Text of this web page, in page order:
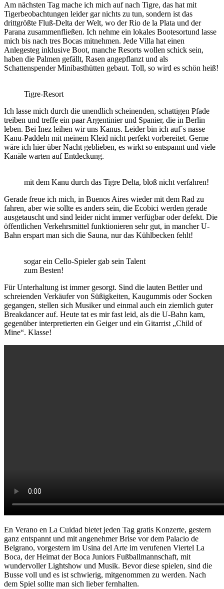
Am nächsten Tag mache ich mich auf nach Tigre, das hat mit
Tigerbeobachtungen leider gar nichts zu tun, sondern ist das
drittgrößte Fluß-Delta der Welt, wo der Rio de la Plata und der
Parana zusammenfließen. Ich nehme ein lokales Bootesortund lasse
mich bis nach tres Bocas mitnehmen. Jede Villa hat einen
Anlegesteg inklusive Boot, manche Resorts wollen schick sein,
haben die Palmen gefällt, Rasen angepflanzt und als
Schattenspender Minibasthütten gebaut. Toll, so wird es schön heiß!
Tigre-Resort
Ich lasse mich durch die unendlich scheinenden, schattigen Pfade
treiben und treffe ein paar Argentinier und Spanier, die in Berlin
leben. Bei Inez leihen wir uns Kanus. Leider bin ich auf´s nasse
Kanu-Paddeln mit meinem Kleid nicht perfekt vorbereitet. Gerne
wäre ich hier über Nacht geblieben, es wirkt so entspannt und viele
Kanäle warten auf Entdeckung.
mit dem Kanu durch das Tigre Delta, bloß nicht verfahren!
Gerade freue ich mich, in Buenos Aires wieder mit dem Rad zu
fahren, aber wie sollte es anders sein, die Ecobici werden gerade
ausgetauscht und sind leider nicht immer verfügbar oder defekt. Die
öffentlichen Verkehrsmittel funktionieren sehr gut, in mancher U-
Bahn erspart man sich die Sauna, nur das Kühlbecken fehlt!
sogar ein Cello-Spieler gab sein Talent
zum Besten!
Für Unterhaltung ist immer gesorgt. Sind die lauten Bettler und
schreienden Verkäufer von Süßigkeiten, Kaugummis oder Socken
gegangen, stellen sich Musiker und einmal auch ein ziemlich guter
Breakdancer auf. Heute tat es mir fast leid, als die U-Bahn kam,
gegenüber interpretierten ein Geiger und ein Gitarrist „Child of
Mine“. Klasse!
En Verano en La Cuidad bietet jeden Tag gratis Konzerte, gestern
ganz entspannt und mit angenehmer Brise vor dem Palacio de
Belgrano, vorgestern im Usina del Arte im verufenen Viertel La
Boca, der Heimat der Boca Juniors Fußballmannschaft, mit
wundervoller Lightshow und Musik. Bevor diese spielen, sind die
Busse voll und es ist schwierig, mitgenommen zu werden. Nach
dem Spiel sollte man sich lieber fernhalten.